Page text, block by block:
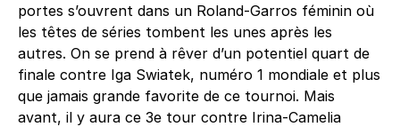
portes s’ouvrent dans un Roland-Garros féminin où
les têtes de séries tombent les unes après les
autres. On se prend à rêver d’un potentiel quart de
finale contre Iga Swiatek, numéro 1 mondiale et plus
que jamais grande favorite de ce tournoi. Mais
avant, il y aura ce 3e tour contre Irina-Camelia